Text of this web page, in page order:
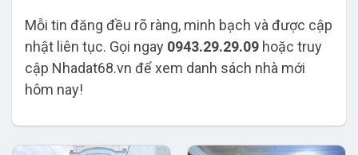
Mỗi tin đăng đều rõ ràng, minh bạch và được cập
nhật liên tục. Gọi ngay 0943.29.29.09 hoặc truy
cập Nhadat68.vn để xem danh sách nhà mới
hôm nay!